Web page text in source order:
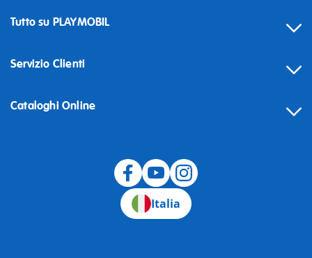
Tutto su PLAYMOBIL
Servizio Clienti
Cataloghi Online
Italia